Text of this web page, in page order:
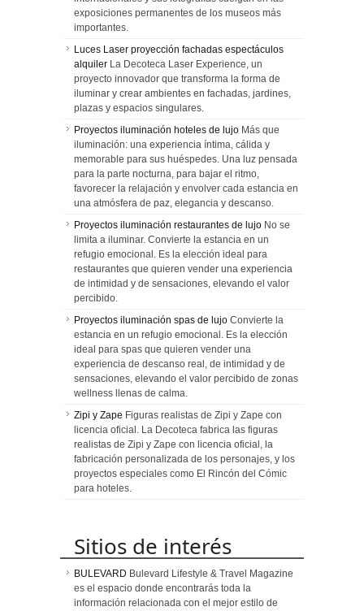
exposiciones permanentes de los museos más
importantes.
Luces Laser proyección fachadas espectáculos
alquiler La Decoteca Laser Experience, un
proyecto innovador que transforma la forma de
iluminar y crear ambientes en fachadas, jardines,
plazas y espacios singulares.
Proyectos iluminación hoteles de lujo Más que
iluminación: una experiencia íntima, cálida y
memorable para sus huéspedes. Una luz pensada
para la parte nocturna, para bajar el ritmo,
favorecer la relajación y envolver cada estancia en
una atmósfera de paz, elegancia y descanso.
Proyectos iluminación restaurantes de lujo No se
limita a iluminar. Convierte la estancia en un
refugio emocional. Es la elección ideal para
restaurantes que quieren vender una experiencia
de intimidad y de sensaciones, elevando el valor
percibido.
Proyectos iluminación spas de lujo Convierte la
estancia en un refugio emocional. Es la elección
ideal para spas que quieren vender una
experiencia de descanso real, de intimidad y de
sensaciones, elevando el valor percibido de zonas
wellness llenas de calma.
Zipi y Zape Figuras realistas de Zipi y Zape con
licencia oficial. La Decoteca fabrica las figuras
realistas de Zipi y Zape con licencia oficial, la
fabricación personalizada de los personajes, y los
proyectos especiales como El Rincón del Cómic
para hoteles.
Sitios de interés
BULEVARD Bulevard Lifestyle & Travel Magazine
es el espacio donde encontrarás toda la
información relacionada con el mejor estilo de